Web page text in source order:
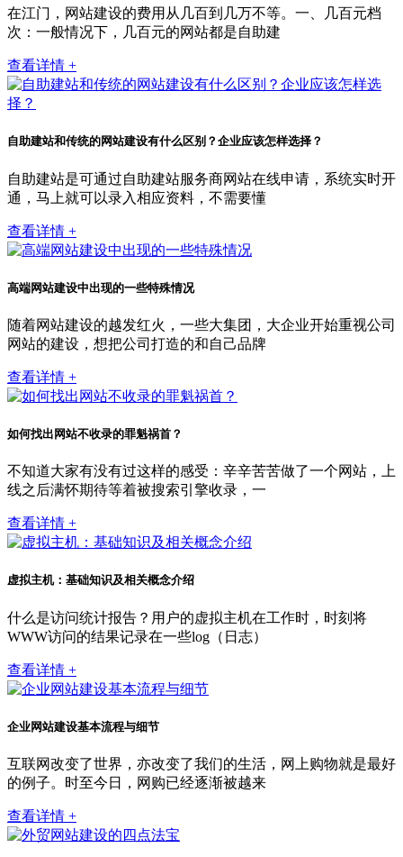
在江门，网站建设的费用从几百到几万不等。一、几百元档
次：一般情况下，几百元的网站都是自助建
查看详情 +
自助建站和传统的网站建设有什么区别？企业应该怎样选择？
自助建站是可通过自助建站服务商网站在线申请，系统实时开
通，马上就可以录入相应资料，不需要懂
查看详情 +
高端网站建设中出现的一些特殊情况
随着网站建设的越发红火，一些大集团，大企业开始重视公司
网站的建设，想把公司打造的和自己品牌
查看详情 +
如何找出网站不收录的罪魁祸首？
不知道大家有没有过这样的感受：辛辛苦苦做了一个网站，上
线之后满怀期待等着被搜索引擎收录，一
查看详情 +
虚拟主机：基础知识及相关概念介绍
什么是访问统计报告？用户的虚拟主机在工作时，时刻将
WWW访问的结果记录在一些log（日志）
查看详情 +
企业网站建设基本流程与细节
互联网改变了世界，亦改变了我们的生活，网上购物就是最好
的例子。时至今日，网购已经逐渐被越来
查看详情 +